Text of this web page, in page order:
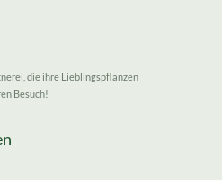
die ihre Lieblingspflanzen
Besuch!